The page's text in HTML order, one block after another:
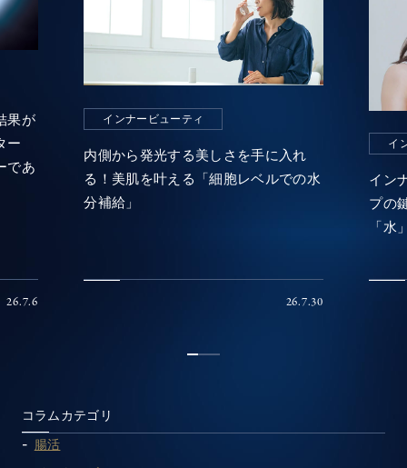
果が
ー
であ
26.7.6
インナービューティ
内側から発光する美しさを手に入れ
る！美肌を叶える「細胞レベルでの水
分補給」
26.7.30
イ
イン
プの
「水
コラムカテゴリ
腸活